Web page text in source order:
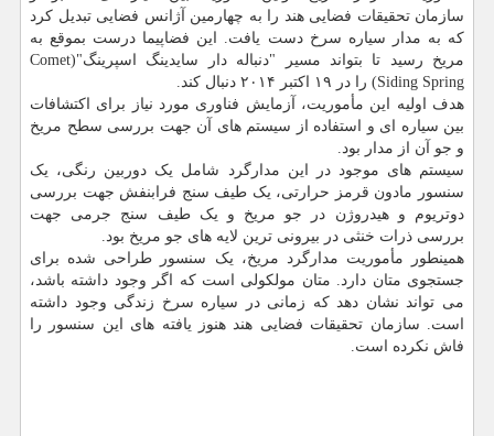
سازمان تحقیقات فضایی هند را به چهارمین آژانس فضایی تبدیل کرد
که به مدار سیاره سرخ دست یافت. این فضاپیما درست بموقع به
مریخ رسید تا بتواند مسیر "دنباله دار سایدینگ اسپرینگ"(Comet
Siding Spring) را در ۱۹ اکتبر ۲۰۱۴ دنبال کند.
هدف اولیه این مأموریت، آزمایش فناوری مورد نیاز برای اکتشافات
بین سیاره ای و استفاده از سیستم های آن جهت بررسی سطح مریخ
و جو آن از مدار بود.
سیستم های موجود در این مدارگرد شامل یک دوربین رنگی، یک
سنسور مادون قرمز حرارتی، یک طیف سنج فرابنفش جهت بررسی
دوتریوم و هیدروژن در جو مریخ و یک طیف سنج جرمی جهت
بررسی ذرات خنثی در بیرونی ترین لایه های جو مریخ بود.
همینطور مأموریت مدارگرد مریخ، یک سنسور طراحی شده برای
جستجوی متان دارد. متان مولکولی است که اگر وجود داشته باشد،
می تواند نشان دهد که زمانی در سیاره سرخ زندگی وجود داشته
است. سازمان تحقیقات فضایی هند هنوز یافته های این سنسور را
فاش نکرده است.